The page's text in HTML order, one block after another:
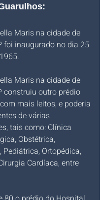
Maris na cidade de
foi inaugurado no dia 25
Maris na cidade de
construiu outro prédio
mais leitos, e poderia
de várias
tais como: Clínica
Obstétrica,
Pediátrica, Ortopédica,
Cardíaca, entre